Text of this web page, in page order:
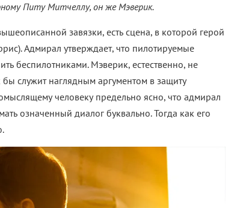
Питу Митчеллу, он же Мэверик.
завязки, есть сцена, в которой герой
Адмирал утверждает, что пилотируемые
беспилотниками. Мэверик, естественно, не
бы служит наглядным аргументом в защиту
человеку предельно ясно, что адмирал
означенный диалог буквально. Тогда как его